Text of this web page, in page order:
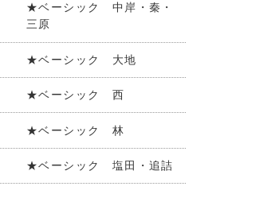
★ベーシック 中岸・秦・
三原
★ベーシック 大地
★ベーシック 西
★ベーシック 林
★ベーシック 塩田・追詰